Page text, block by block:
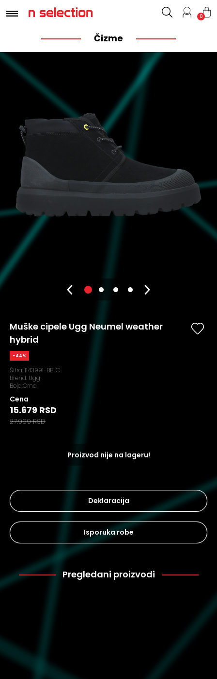
0
Čizme
Muške cipele Ugg Neumel weather
hybrid
-44%
Šifra:1143991-BBLC
Brend: Ugg
Boja:Crna
Cena
15.679 RSD
27.999 RSD
Proizvod nije na lageru!
Deklaracija
Isporuka robe
Pregledani proizvodi